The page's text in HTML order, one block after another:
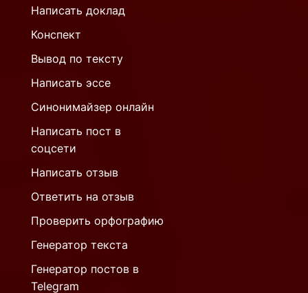
Написать доклад
Конспект
Вывод по тексту
Написать эссе
Синонимайзер онлайн
Написать пост в
соцсети
Написать отзыв
Ответить на отзыв
Проверить орфографию
Генератор текста
Генератор постов в
Telegram